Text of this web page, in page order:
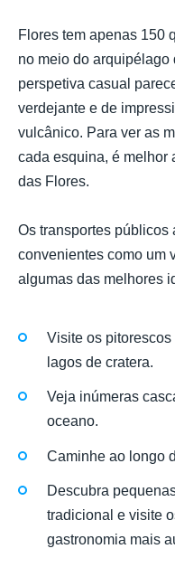
Flores tem apenas 150
no meio do arquipélago
perspetiva casual
verdejante e de
vulcânico. Para ver as
cada esquina, é melhor
das Flores.
Os transportes
convenientes como um
algumas das melhores
Visite os
lagos de cratera.
Veja inúmeras
oceano.
Caminhe ao longo
Descubra
tradicional e visite
gastronomia mais